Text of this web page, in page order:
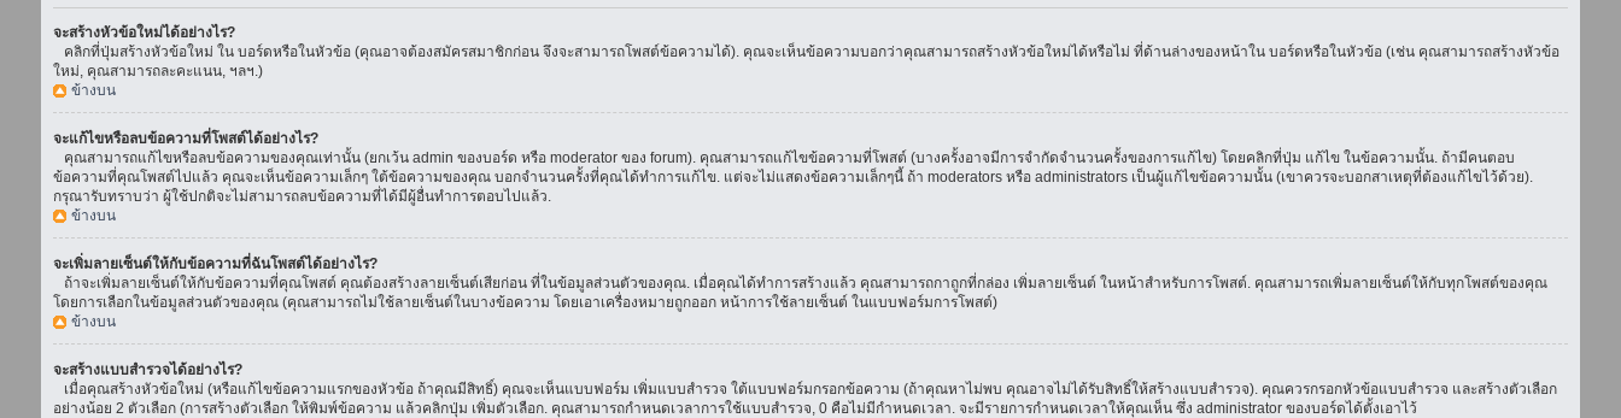
จะสร้างหัวข้อใหม่ได้อย่างไร?
คลิกที่ปุ่มสร้างหัวข้อใหม่ ใน บอร์ดหรือในหัวข้อ (คุณอาจต้องสมัครสมาชิกก่อน จึงจะสามารถโพสต์ข้อความได้). คุณจะเห็นข้อความบอกว่าคุณสามารถสร้างหัวข้อใหม่ได้หรือไม่ ที่ด้านล่างของหน้าใน บอร์ดหรือในหัวข้อ (เช่น คุณสามารถสร้างหัวข้อ
ใหม่, คุณสามารถละคะแนน, ฯลฯ.)
ข้างบน
จะแก้ไขหรือลบข้อความที่โพสต์ได้อย่างไร?
คุณสามารถแก้ไขหรือลบข้อความของคุณเท่านั้น (ยกเว้น admin ของบอร์ด หรือ moderator ของ forum). คุณสามารถแก้ไขข้อความที่โพสต์ (บางครั้งอาจมีการจำกัดจำนวนครั้งของการแก้ไข) โดยคลิกที่ปุ่ม แก้ไข ในข้อความนั้น. ถ้ามีคนตอบ
ข้อความที่คุณโพสต์ไปแล้ว คุณจะเห็นข้อความเล็กๆ ใต้ข้อความของคุณ บอกจำนวนครั้งที่คุณได้ทำการแก้ไข. แต่จะไม่แสดงข้อความเล็กๆนี้ ถ้า moderators หรือ administrators เป็นผู้แก้ไขข้อความนั้น (เขาควรจะบอกสาเหตุที่ต้องแก้ไขไว้ด้วย).
กรุณารับทราบว่า ผู้ใช้ปกติจะไม่สามารถลบข้อความที่ได้มีผู้อื่นทำการตอบไปแล้ว.
ข้างบน
จะเพิ่มลายเซ็นต์ให้กับข้อความที่ฉันโพสต์ได้อย่างไร?
ถ้าจะเพิ่มลายเซ็นต์ให้กับข้อความที่คุณโพสต์ คุณต้องสร้างลายเซ็นต์เสียก่อน ที่ในข้อมูลส่วนตัวของคุณ. เมื่อคุณได้ทำการสร้างแล้ว คุณสามารถกาถูกที่กล่อง เพิ่มลายเซ็นต์ ในหน้าสำหรับการโพสต์. คุณสามารถเพิ่มลายเซ็นต์ให้กับทุกโพสต์ของคุณ
โดยการเลือกในข้อมูลส่วนตัวของคุณ (คุณสามารถไม่ใช้ลายเซ็นต์ในบางข้อความ โดยเอาเครื่องหมายถูกออก หน้าการใช้ลายเซ็นต์ ในแบบฟอร์มการโพสต์)
ข้างบน
จะสร้างแบบสำรวจได้อย่างไร?
เมื่อคุณสร้างหัวข้อใหม่ (หรือแก้ไขข้อความแรกของหัวข้อ ถ้าคุณมีสิทธิ์) คุณจะเห็นแบบฟอร์ม เพิ่มแบบสำรวจ ใต้แบบฟอร์มกรอกข้อความ (ถ้าคุณหาไม่พบ คุณอาจไม่ได้รับสิทธิ์ให้สร้างแบบสำรวจ). คุณควรกรอกหัวข้อแบบสำรวจ และสร้างตัวเลือก
อย่างน้อย 2 ตัวเลือก (การสร้างตัวเลือก ให้พิมพ์ข้อความ แล้วคลิกปุ่ม เพิ่มตัวเลือก. คุณสามารถกำหนดเวลาการใช้แบบสำรวจ, 0 คือไม่มีกำหนดเวลา. จะมีรายการกำหนดเวลาให้คุณเห็น ซึ่ง administrator ของบอร์ดได้ตั้งเอาไว้